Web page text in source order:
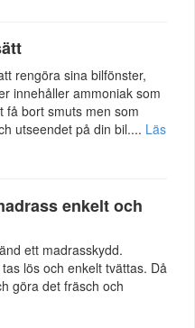
rengöra sina bilfönster,
innehåller ammoniak som
få bort smuts men som
utseendet på din bil.... Läs
enkelt och
ett madrasskydd.
lös och enkelt tvättas. Då
göra det fräsch och